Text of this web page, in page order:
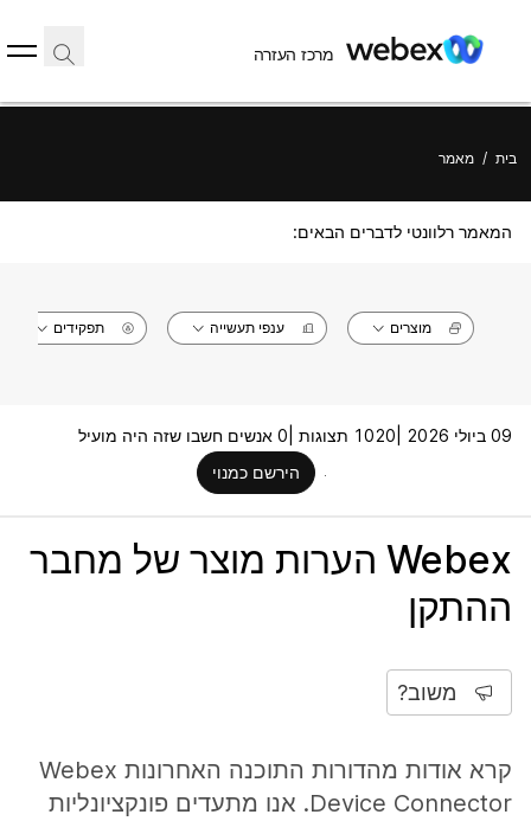
מרכז העזרה
בית / מאמר
המאמר רלוונטי לדברים הבאים:
מוצרים ענפי תעשייה תפקידים
09 ביולי 2026 | 1020 תצוגות |
0 אנשים חשבו שזה היה מועיל
הירשם כמנוי
Webex הערות מוצר של מחבר
ההתקן
משוב?
קרא אודות מהדורות התוכנה האחרונות Webex
Device Connector. אנו מתעדים פונקציונליות